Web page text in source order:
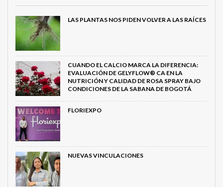
LAS PLANTAS NOS PIDEN VOLVER A LAS RAÍCES
CUANDO EL CALCIO MARCA LA DIFERENCIA:
EVALUACIÓN DE GELYFLOW® CA EN LA
NUTRICIÓN Y CALIDAD DE ROSA SPRAY BAJO
CONDICIONES DE LA SABANA DE BOGOTÁ
FLORIEXPO
NUEVAS VINCULACIONES